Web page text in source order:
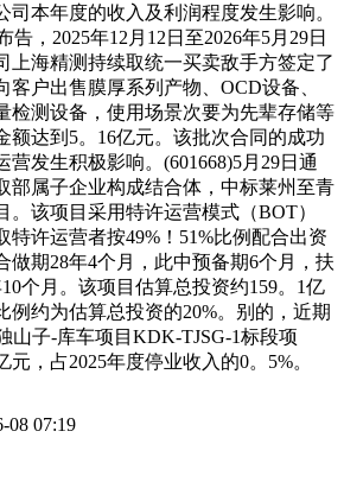
司本年度的收入及利润程度发生影响。
告，2025年12月12日至2026年5月29日
上海精测持续取统一买卖敌手方签定了
客户出售膜厚系列产物、OCD设备、
检测设备，使用场景次要为先辈存储等
额达到5。16亿元。该批次合同的成功
营发生积极影响。(601668)5月29日通
部属子企业构成结合体，中标莱州至青
。该项目采用特许运营模式（BOT）
特许运营者按49%！51%比例配合出资
做期28年4个月，此中预备期6个月，扶
个月。该项目估算总投资约159。1亿
例约为估算总投资的20%。别的，近期
山子-库车项目KDK-TJSG-1标段项
元，占2025年度停业收入的0。5%。
08 07:19